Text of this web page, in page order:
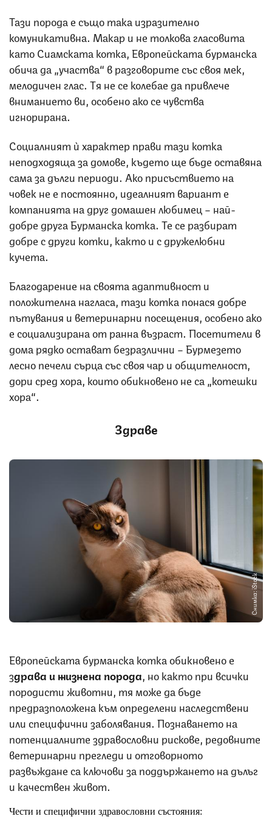
Тази порода е също така изразително
комуникативна. Макар и не толкова гласовита
като Сиамската котка, Европейската бурманска
обича да „участва“ в разговорите със своя мек,
мелодичен глас. Тя не се колебае да привлече
вниманието ви, особено ако се чувства
игнорирана.
Социалният ѝ характер прави тази котка
неподходяща за домове, където ще бъде оставяна
сама за дълги периоди. Ако присъствието на
човек не е постоянно, идеалният вариант е
компанията на друг домашен любимец – най-
добре друга Бурманска котка. Те се разбират
добре с други котки, както и с дружелюбни
кучета.
Благодарение на своята адаптивност и
положителна нагласа, тази котка понася добре
пътувания и ветеринарни посещения, особено ако
е социализирана от ранна възраст. Посетители в
дома рядко остават безразлични – Бурмезето
лесно печели сърца със своя чар и общителност,
дори сред хора, които обикновено не са „котешки
хора“.
Здраве
Снимка: iStock
Европейската бурманска котка обикновено е
здрава и жизнена порода , но както при всички
породисти животни, тя може да бъде
предразположена към определени наследствени
или специфични заболявания. Познаването на
потенциалните здравословни рискове, редовните
ветеринарни прегледи и отговорното
развъждане са ключови за поддържането на дълъг
и качествен живот.
Чести и специфични здравословни състояния: